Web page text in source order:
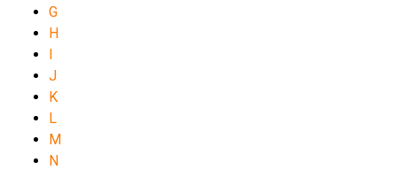
G
H
I
J
K
L
M
N